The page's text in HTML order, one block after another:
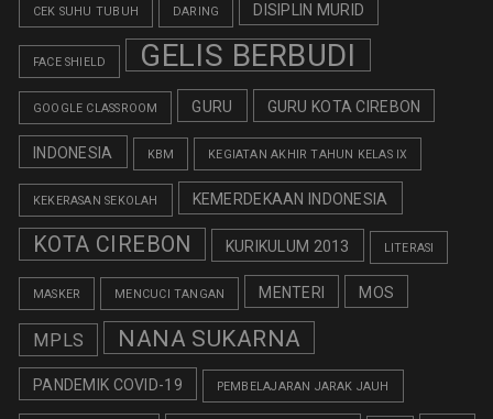
CEK SUHU TUBUH DARING DISIPLIN MURID
FACE SHIELD GELIS BERBUDI
GOOGLE CLASSROOM GURU GURU KOTA CIREBON
INDONESIA KBM KEGIATAN AKHIR TAHUN KELAS IX
KEKERASAN SEKOLAH KEMERDEKAAN INDONESIA
KOTA CIREBON KURIKULUM 2013 LITERASI
MASKER MENCUCI TANGAN MENTERI MOS
MPLS NANA SUKARNA
PANDEMIK COVID-19 PEMBELAJARAN JARAK JAUH